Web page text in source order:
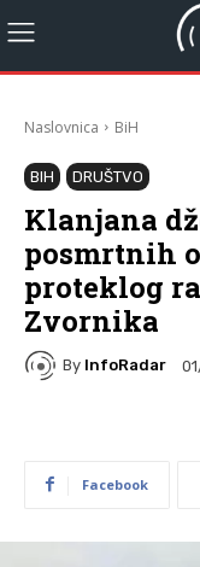
Naslovnica BiH
BIH DRUŠTVO
Klanjana
posmrtnih
proteklog
Zvornika
By InfoRadar
Facebook